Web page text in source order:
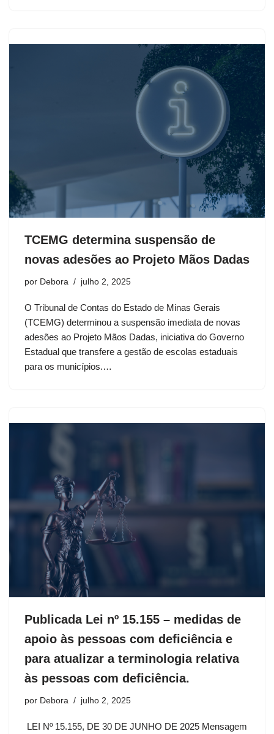
TCEMG determina suspensão de
novas adesões ao Projeto Mãos Dadas
por Debora julho 2, 2025
O Tribunal de Contas do Estado de Minas Gerais
(TCEMG) determinou a suspensão imediata de novas
adesões ao Projeto Mãos Dadas, iniciativa do Governo
Estadual que transfere a gestão de escolas estaduais
para os municípios.…
Publicada Lei nº 15.155 – medidas de
apoio às pessoas com deficiência e
para atualizar a terminologia relativa
às pessoas com deficiência.
por Debora julho 2, 2025
LEI Nº 15.155, DE 30 DE JUNHO DE 2025 Mensagem